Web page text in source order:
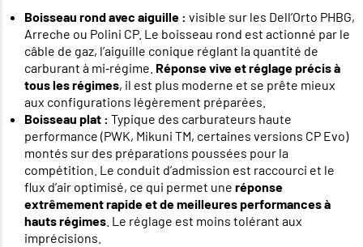
Boisseau rond avec aiguille : visible sur les Dell’Orto PHBG,
Arreche ou Polini CP. Le boisseau rond est actionné par le
câble de gaz, l’aiguille conique réglant la quantité de
carburant à mi‑régime. Réponse vive et réglage précis à
tous les régimes, il est plus moderne et se prête mieux
aux configurations légèrement préparées.
Boisseau plat : Typique des carburateurs haute
performance (PWK, Mikuni TM, certaines versions CP Evo)
montés sur des préparations poussées pour la
compétition. Le conduit d’admission est raccourci et le
flux d’air optimisé, ce qui permet une réponse
extrêmement rapide et de meilleures performances à
hauts régimes . Le réglage est moins tolérant aux
imprécisions.